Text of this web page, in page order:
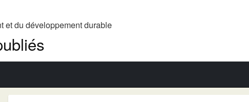
et du développement durable